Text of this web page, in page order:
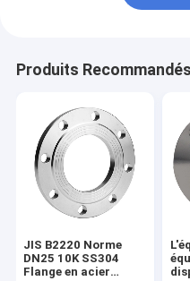
Produits Recommandés
JIS B2220 Norme
DN25 10K SS304
Flange en acier